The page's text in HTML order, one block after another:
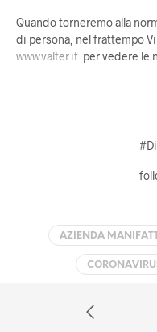
Quando torneremo alla
di persona, nel frattempo
www.valter.it per vedere le
AZIENDA